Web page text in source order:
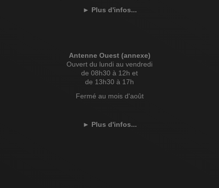
► Plus d'infos...
Antenne Ouest (annexe)
Ouvert du lundi au vendredi
de 08h30 à 12h et
de 13h30 à 17h
Fermé au mois d'août
► Plus d'infos...